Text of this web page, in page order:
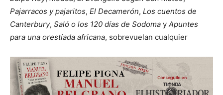
Pajarracos y pajaritos, El Decamerón, Los cuentos de
Canterbury, Saló o los 120 días de Sodoma y Apuntes
para una orestíada africana, sobrevuelan cualquier